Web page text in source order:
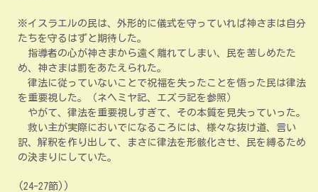
※イスラエルの民は、外形的に儀式を守っていれば神さまは自分
たちを守るはずと期待した。
指導者の心が神さまから遠く離れてしまい、民を苦しめたた
め、神さまは罰をあたえられた。
律法に従っていないことで祝福を失ったことを悟った民は律法
を重要視した。（ネヘミヤ記、エズラ記を参照）
やがて、律法を重要視しすぎて、その本質を見失っていった。
救い主が実際においでになるころには、様々な抜け道、言い
訳、解釈を作り出して、まさに律法を形骸化させ、民を縛るため
の決まりにしていた。
(24-27節))